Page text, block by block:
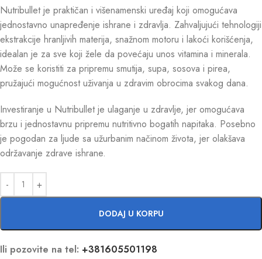
Nutribullet je praktičan i višenamenski uređaj koji omogućava
jednostavno unapređenje ishrane i zdravlja. Zahvaljujući tehnologiji
ekstrakcije hranljivih materija, snažnom motoru i lakoći korišćenja,
idealan je za sve koji žele da povećaju unos vitamina i minerala.
Može se koristiti za pripremu smutija, supa, sosova i pirea,
pružajući mogućnost uživanja u zdravim obrocima svakog dana.
Investiranje u Nutribullet je ulaganje u zdravlje, jer omogućava
brzu i jednostavnu pripremu nutritivno bogatih napitaka. Posebno
je pogodan za ljude sa užurbanim načinom života, jer olakšava
održavanje zdrave ishrane.
DODAJ U KORPU
Ili pozovite na tel: +381605501198